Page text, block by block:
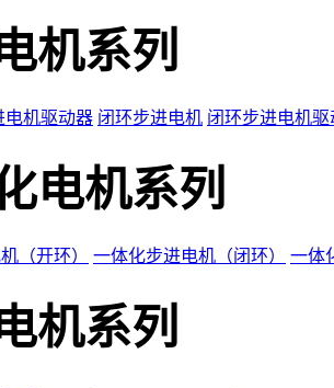
机系列
电机驱动器 闭环步进电机 闭环步进电机驱
电机系列
（开环） 一体化步进电机（闭环） 一体
机系列